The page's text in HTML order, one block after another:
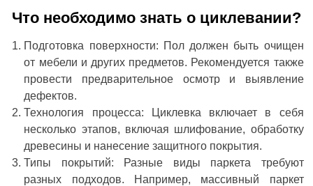
Что необходимо знать о циклевании?
Подготовка поверхности: Пол должен быть очищен
от мебели и других предметов. Рекомендуется также
провести предварительное осмотр и выявление
дефектов.
Технология процесса: Циклевка включает в себя
несколько этапов, включая шлифование, обработку
древесины и нанесение защитного покрытия.
Типы покрытий: Разные виды паркета требуют
разных подходов. Например, массивный паркет